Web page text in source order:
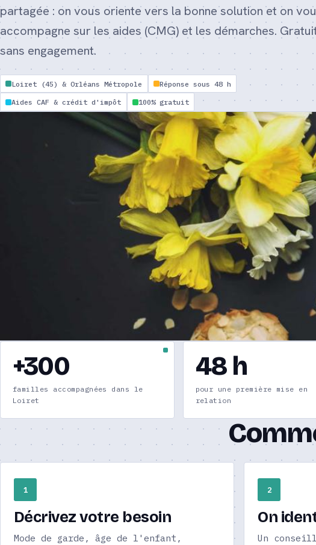
partagée : on vous oriente vers la bonne solution et on
accompagne sur les aides (CMG) et les démarches.
sans engagement.
Loiret (45) & Orléans Métropole Réponse sous 48 h
Aides CAF & crédit d'impôt 100% gratuit
+300
familles accompagnées dans le
Loiret
48 h
pour une première mise en
relation
1
Décrivez votre besoin
Mode de garde, âge de l'enfant,
2
On
Un